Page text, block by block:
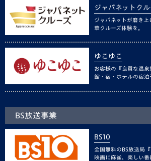
ジャパネットクル
ジャパネットが磨き上
華クルーズ体験を。
ゆこゆこ
お客様の『良質な温
館・宿・ホテルの宿泊
BS放送事業
BS10
全国無料のBS放送局
映画に麻雀、楽しい番